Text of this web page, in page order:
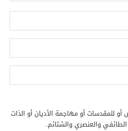
أو للمقدسات أو مهاجمة الأديان أو الذات
الطائفي والعنصري والشتائم.